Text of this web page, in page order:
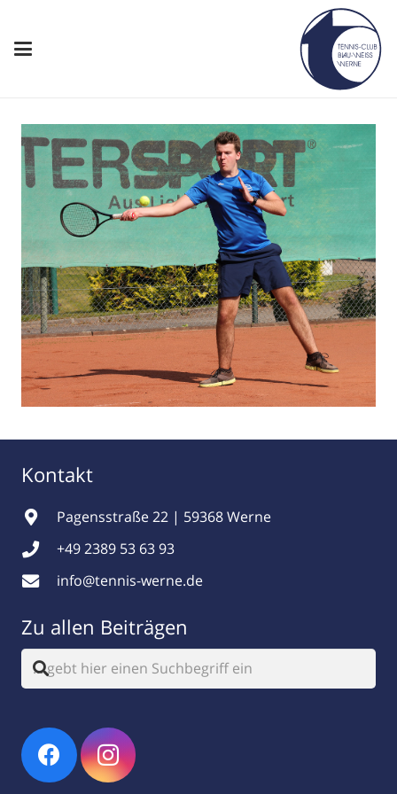
Kontakt
Pagensstraße 22 | 59368 Werne
+49 2389 53 63 93
info@tennis-werne.de
Zu allen Beiträgen